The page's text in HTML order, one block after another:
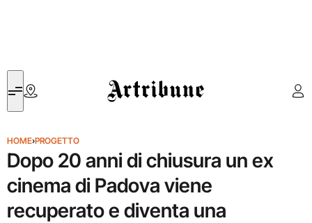
Artribune
HOME›PROGETTO
Dopo 20 anni di chiusura un ex
cinema di Padova viene
recuperato e diventa una